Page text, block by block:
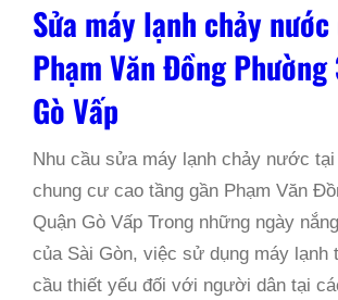
Sửa máy lạnh chảy
Phạm Văn Đồng Phường
Gò Vấp
Nhu cầu sửa máy lạnh chảy nước
chung cư cao tầng gần Phạm Văn
Quận Gò Vấp Trong những ngày
của Sài Gòn, việc sử dụng máy lạnh
cầu thiết yếu đối với người dân tại